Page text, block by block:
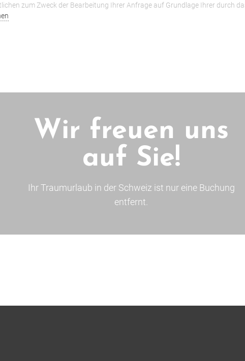
zum Zweck der Bearbeitung Ihrer Anfrage auf Grundlage Ihrer durch
Wir freuen uns
auf Sie!
Ihr Traumurlaub in der Schweiz ist nur eine Buchung
entfernt.